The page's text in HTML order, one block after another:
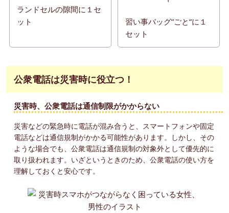
ランドセルの隙間に１セ
ット
習い事バッグ”ごと”に１
セット
公衆電話は災害時に役立つ！
災害時、公衆電話は通信制限がかからない
災害などの緊急時に電話が混み合うと、スマートフォンや固定
電話などは通信規制がかかる可能性があります。しかし、その
ような場合でも、公衆電話は通信規制の対象外として優先的に
取り扱われます。いざというときのため、公衆電話の使い方を
理解しておくと安心です。